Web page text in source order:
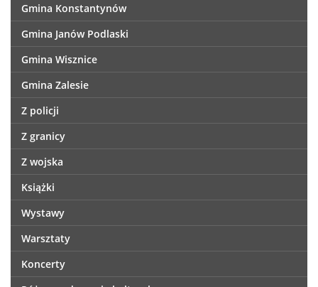
Gmina Konstantynów
Gmina Janów Podlaski
Gmina Wisznice
Gmina Zalesie
Z policji
Z granicy
Z wojska
Książki
Wystawy
Warsztaty
Koncerty